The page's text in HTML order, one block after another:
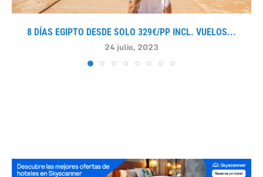
8 DÍAS EGIPTO DESDE SOLO 329€/PP INCL. VUELOS...
24 julio, 2023